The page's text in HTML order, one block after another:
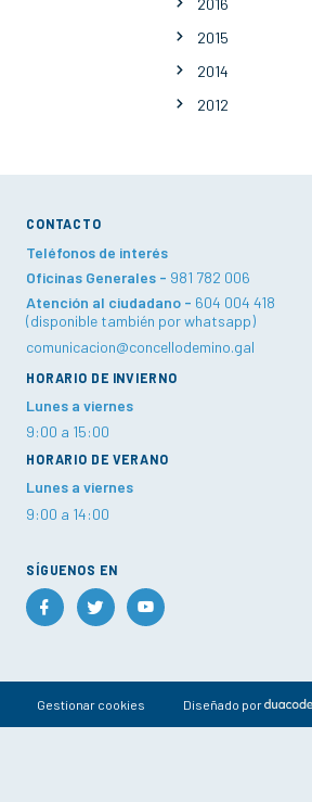
2016
2015
2014
2012
CONTACTO
Teléfonos de interés
Oficinas Generales - 981 782 006
Atención al ciudadano - 604 004 418
(disponible también por whatsapp)
comunicacion@concellodemino.gal
HORARIO DE INVIERNO
Lunes a viernes
9:00 a 15:00
HORARIO DE VERANO
Lunes a viernes
9:00 a 14:00
SÍGUENOS EN
Gestionar cookies Diseñado por